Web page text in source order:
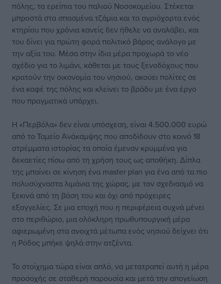
πόλης, τα ερείπια του παλιού Νοσοκομείου. Στέκεται
μπροστά στα σπασμένα τζάμια και τα αγριόχορτα ενός
κτηρίου που χρόνια κανείς δεν ήθελε να αναλάβει, και
του δίνει για πρώτη φορά πολιτικό βάρος ανάλογο με
την αξία του. Μέσα στην ίδια μέρα προχωρά το νέο
σχέδιο για το λιμάνι, κάθεται με τους ξενοδόχους που
κρατούν την οικονομία του νησιού, ακούει πολίτες σε
ένα καφέ της πόλης και κλείνει το βράδυ με ένα έργο
που πραγματικά υπάρχει.
Η «Περβόλα» δεν είναι υπόσχεση, είναι 4.500.000 ευρώ
από το Ταμείο Ανάκαμψης που αποδίδουν στο κοινό 18
στρέμματα ιστορίας τα οποία έμεναν κρυμμένα για
δεκαετίες πίσω από τη χρήση τους ως αποθήκη. Δίπλα
της μπαίνει σε κίνηση ένα master plan για ένα από τα πιο
πολυσύχναστα λιμάνια της χώρας, με τον σχεδιασμό να
ξεκινά από τη βάση του και όχι από πρόχειρες
εξαγγελίες. Σε μια εποχή που η περιφέρεια συχνά μένει
στο περιθώριο, μια ολόκληρη πρωθυπουργική μέρα
αφιερωμένη στα ανοιχτά μέτωπα ενός νησιού δείχνει ότι
η Ρόδος μπήκε ψηλά στην ατζέντα.
Το στοίχημα τώρα είναι απλό, να μετατραπεί αυτή η μέρα
προσοχής σε σταθερή παρουσία και μετά την απογείωση